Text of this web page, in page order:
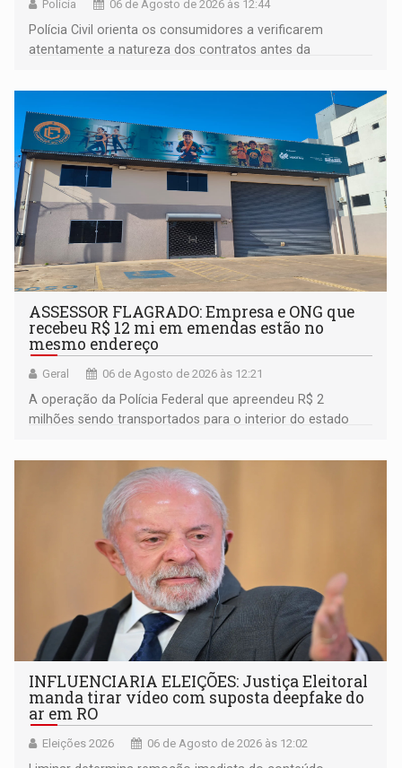
Polícia 06 de Agosto de 2026 às 12:44
Polícia Civil orienta os consumidores a verificarem
atentamente a natureza dos contratos antes da
ASSESSOR FLAGRADO: Empresa e ONG que
recebeu R$ 12 mi em emendas estão no
mesmo endereço
Geral 06 de Agosto de 2026 às 12:21
A operação da Polícia Federal que apreendeu R$ 2
milhões sendo transportados para o interior do estado
ligação do suspeito com um deputado federal do União
Brasil por Rondônia
INFLUENCIARIA ELEIÇÕES: Justiça Eleitoral
manda tirar vídeo com suposta deepfake do
ar em RO
Eleições 2026 06 de Agosto de 2026 às 12:02